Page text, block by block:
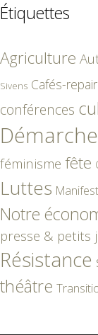
Étiquettes
Agriculture
Sivens Cafés-
conférences
féminisme fête
Luttes
Notre
presse & petits
Résistance
théâtre